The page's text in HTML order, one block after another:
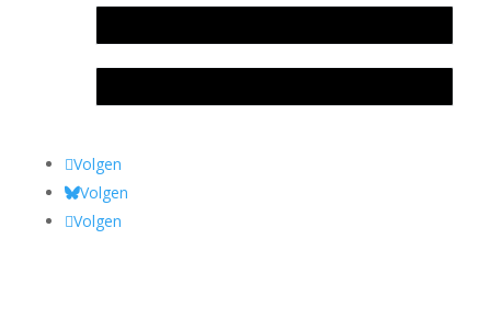
Volgen
Volgen
Volgen